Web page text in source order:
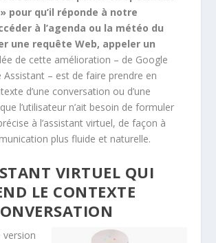
pour qu’il réponde à notre
à l’agenda ou la météo du
une requête Web, appeler un
de cette amélioration – de Google
Assistant – est de faire prendre en
d’une conversation ou d’une
l’utilisateur n’ait besoin de formuler
à l’assistant virtuel, de façon à
plus fluide et naturelle.
VIRTUEL QUI
LE CONTEXTE
version